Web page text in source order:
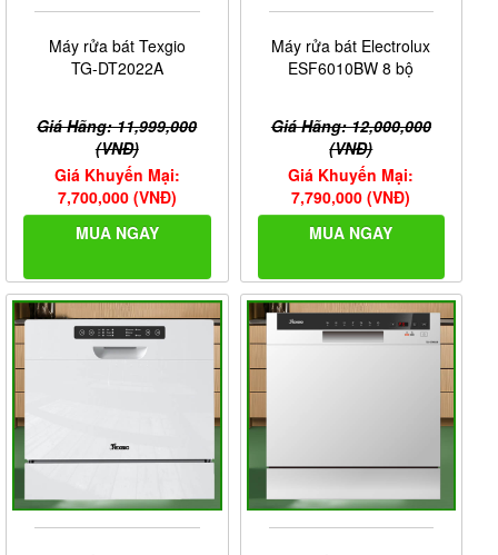
Máy rửa bát Texgio
TG-DT2022A
Giá Hãng: 11,999,000
(VNĐ)
Giá Khuyến Mại:
7,700,000 (VNĐ)
MUA NGAY
Máy rửa bát Electrolux
ESF6010BW 8 bộ
Giá Hãng: 12,000,000
(VNĐ)
Giá Khuyến Mại:
7,790,000 (VNĐ)
MUA NGAY